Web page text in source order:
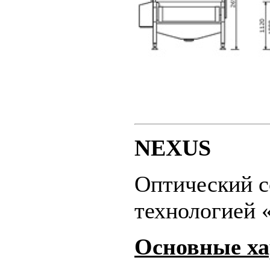
NEXUS
Оптический
технологией
Основные